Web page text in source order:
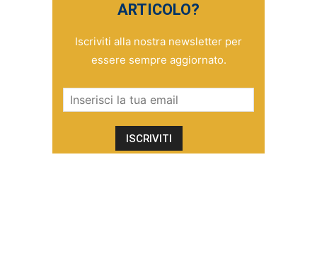
ARTICOLO?
Iscriviti alla nostra newsletter per
essere sempre aggiornato.